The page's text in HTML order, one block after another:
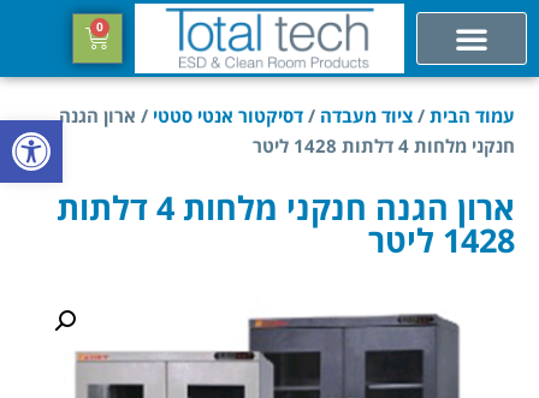
פתח
0
עמוד הבית / ציוד מעבדה / דסיקטור אנטי סטטי / ארון הגנה
חנקני מלחות 4 דלתות 1428 ליטר
ארון הגנה חנקני מלחות 4 דלתות
1428 ליטר